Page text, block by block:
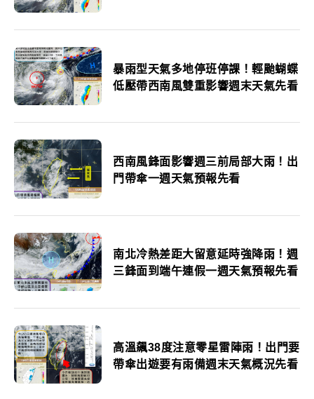
暴雨型天氣多地停班停課！輕颱蝴蝶
低壓帶西南風雙重影響週末天氣先看
西南風鋒面影響週三前局部大雨！出
門帶傘一週天氣預報先看
南北冷熱差距大留意延時強降雨！週
三鋒面到端午連假一週天氣預報先看
高溫飆38度注意零星雷陣雨！出門要
帶傘出遊要有雨備週末天氣概況先看